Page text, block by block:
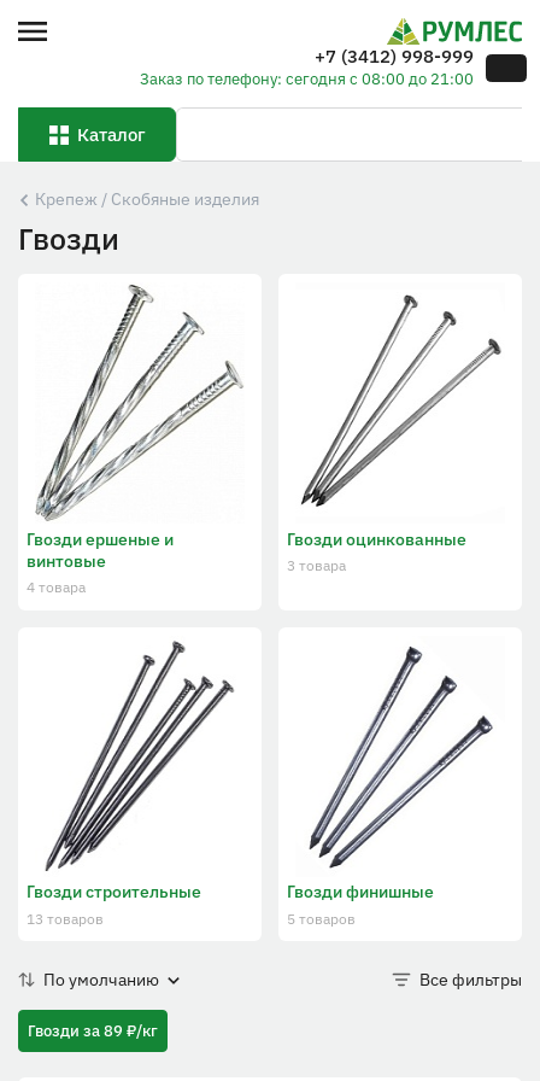
+7 (3412) 998-999
Заказ по телефону: сегодня с 08:00 до 21:00
Каталог
Крепеж / Скобяные изделия
Гвозди
Гвозди ершеные и
винтовые
4 товара
Гвозди оцинкованные
3 товара
Гвозди строительные
13 товаров
Гвозди финишные
5 товаров
По умолчанию Все фильтры
Гвозди за 89 ₽/кг